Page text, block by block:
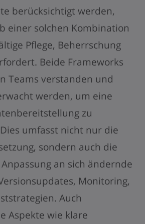
berücksichtigt werden,
einer solchen Kombination
Pflege, Beherrschung
Beide Frameworks
Teams verstanden und
werden, um eine
zu
umfasst nicht nur die
sondern auch die
an sich ändernde
Monitoring,
Auch
Aspekte wie klare